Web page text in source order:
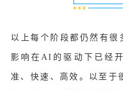
以上每个阶段都仍然有很
影响在AI的驱动下已经
准、快速、高效。以至于